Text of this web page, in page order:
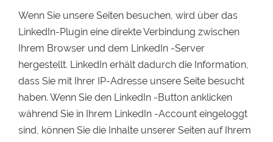
Wenn Sie unsere Seiten besuchen, wird über das
LinkedIn-Plugin eine direkte Verbindung zwischen
Ihrem Browser und dem LinkedIn -Server
hergestellt. LinkedIn erhält dadurch die Information,
dass Sie mit Ihrer IP-Adresse unsere Seite besucht
haben. Wenn Sie den LinkedIn -Button anklicken
während Sie in Ihrem LinkedIn -Account eingeloggt
sind, können Sie die Inhalte unserer Seiten auf Ihrem